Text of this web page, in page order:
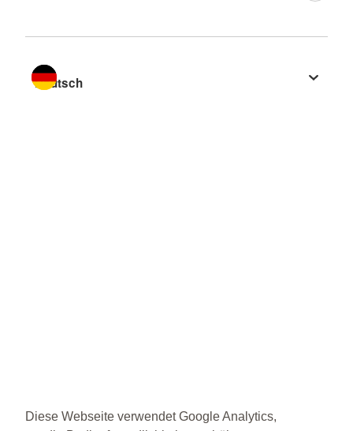
Diese Webseite verwendet Google Analytics,
Sprache wechseln zu